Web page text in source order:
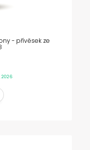
- přívěsek ze
2026